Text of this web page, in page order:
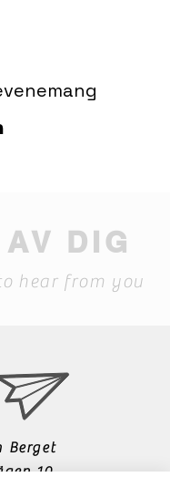
DIG
hear from you
Berget
10